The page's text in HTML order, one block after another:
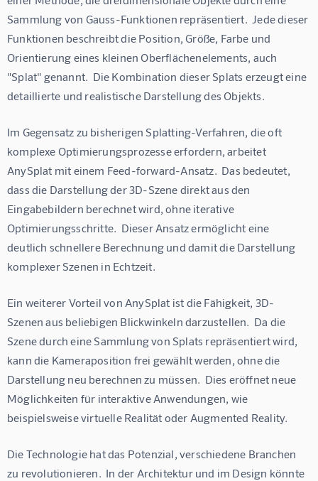
Sammlung von Gauss-Funktionen repräsentiert.  Jede dieser
Funktionen beschreibt die Position, Größe, Farbe und
Orientierung eines kleinen Oberflächenelements, auch
"Splat" genannt.  Die Kombination dieser Splats erzeugt eine
detaillierte und realistische Darstellung des Objekts.
Im Gegensatz zu bisherigen Splatting-Verfahren, die oft
komplexe Optimierungsprozesse erfordern, arbeitet
AnySplat mit einem Feed-forward-Ansatz.  Das bedeutet,
dass die Darstellung der 3D-Szene direkt aus den
Eingabebildern berechnet wird, ohne iterative
Optimierungsschritte.  Dieser Ansatz ermöglicht eine
deutlich schnellere Berechnung und damit die Darstellung
komplexer Szenen in Echtzeit.
Ein weiterer Vorteil von AnySplat ist die Fähigkeit, 3D-
Szenen aus beliebigen Blickwinkeln darzustellen.  Da die
Szene durch eine Sammlung von Splats repräsentiert wird,
kann die Kameraposition frei gewählt werden, ohne die
Darstellung neu berechnen zu müssen.  Dies eröffnet neue
Möglichkeiten für interaktive Anwendungen, wie
beispielsweise virtuelle Realität oder Augmented Reality.
Die Technologie hat das Potenzial, verschiedene Branchen
zu revolutionieren.  In der Architektur und im Design könnte